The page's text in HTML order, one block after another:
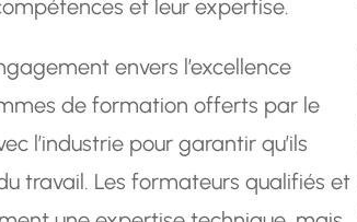
et leur expertise.
envers l’excellence
de formation offerts par le
l’industrie pour garantir qu’ils
travail. Les formateurs qualifiés et